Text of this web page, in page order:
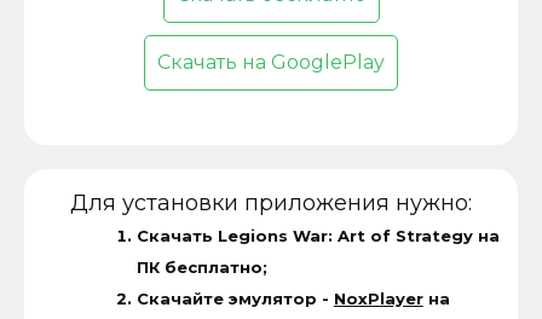
Скачать на GooglePlay
Для установки приложения нужно:
Скачать Legions War: Art of Strategy на
ПК бесплатно;
Скачайте эмулятор - NoxPlayerна